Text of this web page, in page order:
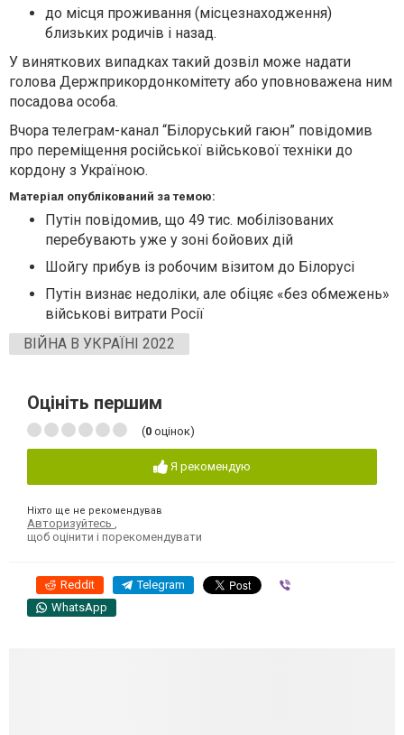
до місця проживання (місцезнаходження)
близьких родичів і назад.
У виняткових випадках такий дозвіл може надати
голова Держприкордонкомітету або уповноважена ним
посадова особа.
Вчора телеграм-канал “Білоруський гаюн” повідомив
про переміщення російської військової техніки до
кордону з Україною.
Матеріал опублікований за темою:
Путін повідомив, що 49 тис. мобілізованих
перебувають уже у зоні бойових дій
Шойгу прибув із робочим візитом до Білорусі
Путін визнає недоліки, але обіцяє «без обмежень»
військові витрати Росії
ВІЙНА В УКРАЇНІ 2022
Оцініть першим
(0 оцінок)
Я рекомендую
Ніхто ще не рекомендував
Авторизуйтесь ,
щоб оцінити і порекомендувати
Reddit Telegram
WhatsApp